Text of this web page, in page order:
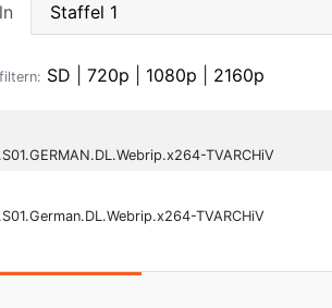
Staffel 1
SD 720p 1080p 2160p
TVARCHiV
TVARCHiV